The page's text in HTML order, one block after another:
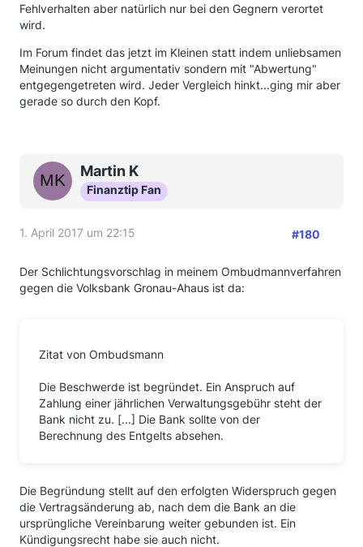
Fehlverhalten aber natürlich nur bei den Gegnern verortet
wird.
Im Forum findet das jetzt im Kleinen statt indem unliebsamen
Meinungen nicht argumentativ sondern mit "Abwertung"
entgegengetreten wird. Jeder Vergleich hinkt...ging mir aber
gerade so durch den Kopf.
Martin K
Finanztip Fan
1. April 2017 um 22:15 #180
Der Schlichtungsvorschlag in meinem Ombudmannverfahren
gegen die Volksbank Gronau-Ahaus ist da:
Zitat von Ombudsmann
Die Beschwerde ist begründet. Ein Anspruch auf
Zahlung einer jährlichen Verwaltungsgebühr steht der
Bank nicht zu. [...] Die Bank sollte von der
Berechnung des Entgelts absehen.
Die Begründung stellt auf den erfolgten Widerspruch gegen
die Vertragsänderung ab, nach dem die Bank an die
ursprüngliche Vereinbarung weiter gebunden ist. Ein
Kündigungsrecht habe sie auch nicht.